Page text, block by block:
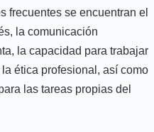
frecuentes se encuentran el
la comunicación
la capacidad para trabajar
ética profesional, así como
las tareas propias del